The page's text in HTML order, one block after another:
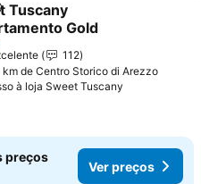
aos favoritos
Tuscany
Gold
112
km de Centro Storico di Arezzo
à loja Sweet Tuscany
preços
Ver preços